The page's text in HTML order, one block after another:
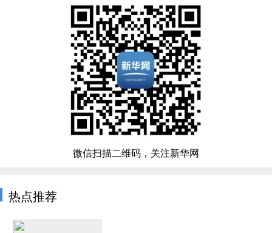
微信扫描二维码，关注新华网
热点推荐